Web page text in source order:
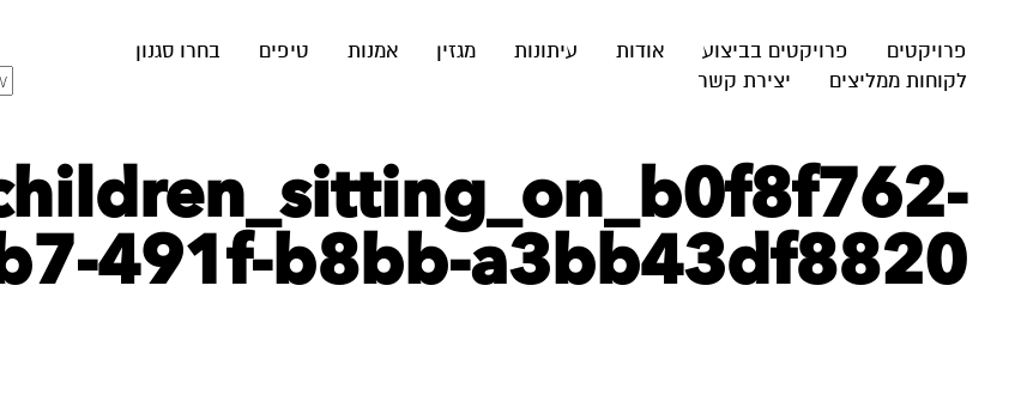
פרויקטים פרויקטים בביצוע אודות עיתונות מגזין אמנות טיפים
בחרו סגנון
לקוחות ממליצים
יצירת קשר
491f-b8bb-a3bb43df8820